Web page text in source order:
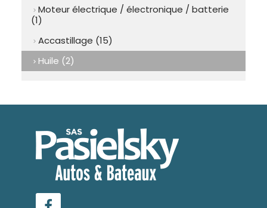
chevron_right Moteur électrique / électronique / batterie
(1)
chevron_right Accastillage (15)
chevron_right Huile (2)